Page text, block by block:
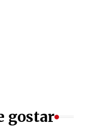
gostar